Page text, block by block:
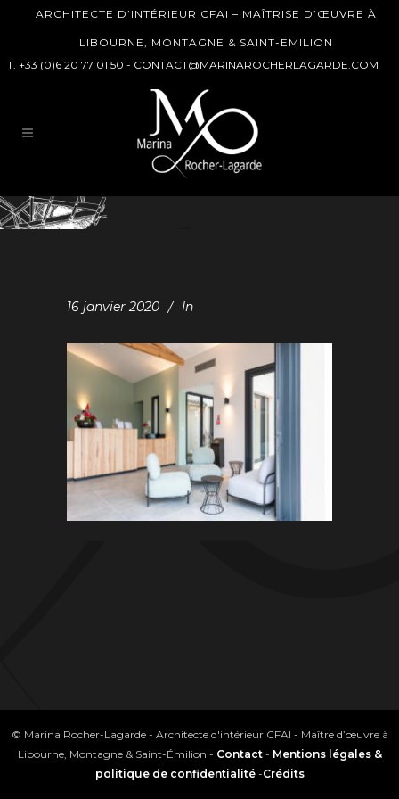
ARCHITECTE D’INTÉRIEUR CFAI – MAÎTRISE D’ŒUVRE À
LIBOURNE, MONTAGNE & SAINT-EMILION
T. +33 (0)6 20 77 01 50 - CONTACT@MARINAROCHERLAGARDE.COM
16 janvier 2020 In
© Marina Rocher-Lagarde - Architecte d'intérieur CFAI - Maître d’œuvre à
Libourne, Montagne & Saint-Émilion - Contact- Mentions légales &
politique de confidentialité-Crédits